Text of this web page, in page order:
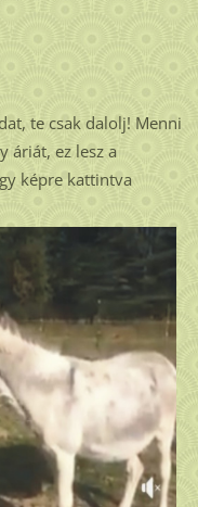
te csak dalolj! Menni
áriát, ez lesz a
képre kattintva